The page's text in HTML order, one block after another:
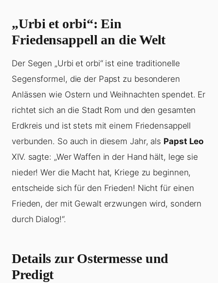
„Urbi et orbi“: Ein
Friedensappell an die Welt
Der Segen „Urbi et orbi“ ist eine traditionelle
Segensformel, die der Papst zu besonderen
Anlässen wie Ostern und Weihnachten spendet. Er
richtet sich an die Stadt Rom und den gesamten
Erdkreis und ist stets mit einem Friedensappell
verbunden. So auch in diesem Jahr, als Papst Leo
XIV. sagte: „Wer Waffen in der Hand hält, lege sie
nieder! Wer die Macht hat, Kriege zu beginnen,
entscheide sich für den Frieden! Nicht für einen
Frieden, der mit Gewalt erzwungen wird, sondern
durch Dialog!“.
Details zur Ostermesse und
Predigt